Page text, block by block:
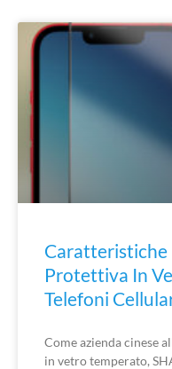
Caratteristiche
Protettiva In
Telefoni
Come azienda cinese
in vetro temperato,